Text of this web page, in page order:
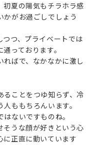
初夏の陽気もチラホラ感
かがお過ごしでしょう
つ、プライベートでは
っております。
ばで、なかなかに激し
ることをつゆ知らず、冷
ももちろんいます。
ないですものね。
そうな顔が好きという心
に正直に動いています